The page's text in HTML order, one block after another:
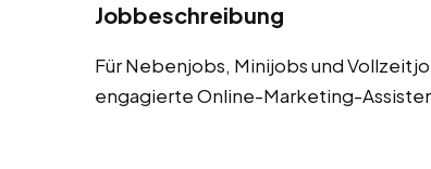
Jobbeschreibung
Für Nebenjobs, Minijobs und
engagierte Online-Marketing-